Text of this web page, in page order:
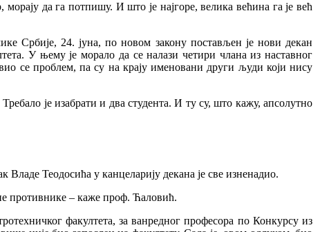
да га потпишу. И што је најгоре, велика већина га је већ
Србије, 24. јуна, по новом закону постављен је нови декан
У њему је морало да се налази четири члана из наставног
се проблем, па су на крају именовани други људи који нису
је изабрати и два студента. И ту су, што кажу, апсолутно
Теодосића у канцеларију декана је све изненадио.
противнике – каже проф. Ћаловић.
факултета, за ванредног професора по Конкурсу из